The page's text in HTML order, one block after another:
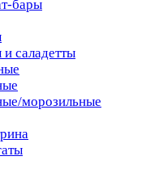
бары
саладетты
морозильные